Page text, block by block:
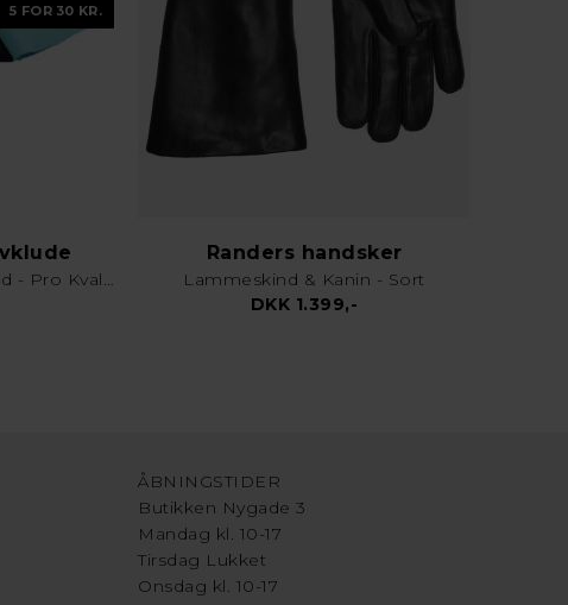
5 FOR 30 KR.
Karklud & Rengøringsklud - Pro Kvalitet - Valgfri Farve
Randers handsker
Lammeskind & Kanin - Sort
DKK 1.399,-
ÅBNINGSTIDER
Butikken Nygade 3
Mandag kl. 10-17
Tirsdag Lukket
Onsdag kl. 10-17